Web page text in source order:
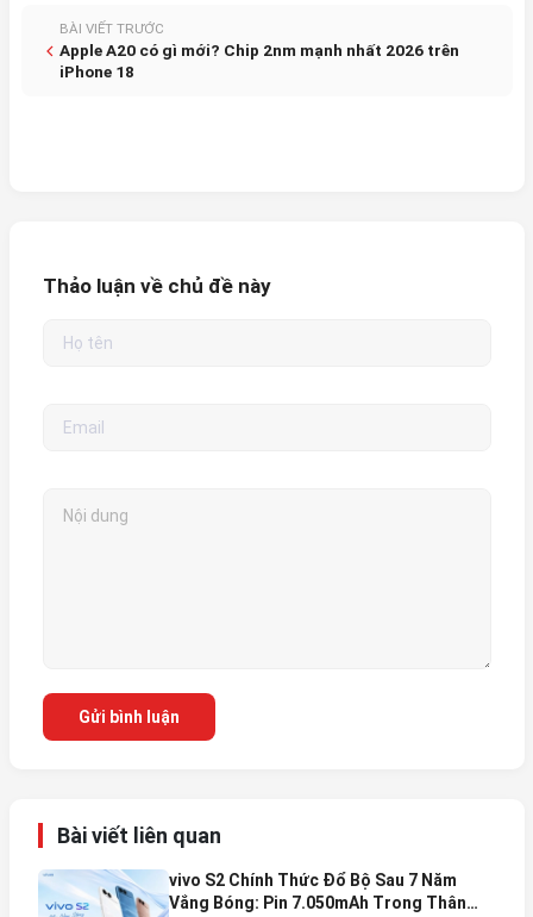
BÀI VIẾT TRƯỚC
Apple A20 có gì mới? Chip 2nm mạnh nhất 2026 trên
iPhone 18
Thảo luận về chủ đề này
Gửi bình luận
Bài viết liên quan
vivo S2 Chính Thức Đổ Bộ Sau 7 Năm
Vắng Bóng: Pin 7.050mAh Trong Thân